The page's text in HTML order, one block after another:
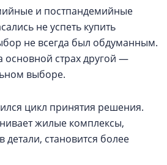
и постпандемийные
не успеть купить
не всегда был обдуманным.
основной страх другой —
выборе.
цикл принятия решения.
жилые комплексы,
детали, становится более